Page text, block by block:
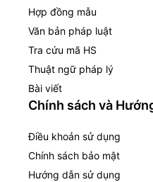
Hợp đồng mẫu
Văn bản pháp luật
Tra cứu mã HS
Thuật ngữ pháp lý
Bài viết
Chính sách và
Điều khoản sử dụng
Chính sách bảo mật
Hướng dẫn sử dụng